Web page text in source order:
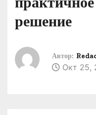
решение
Автор:
Окт 25,